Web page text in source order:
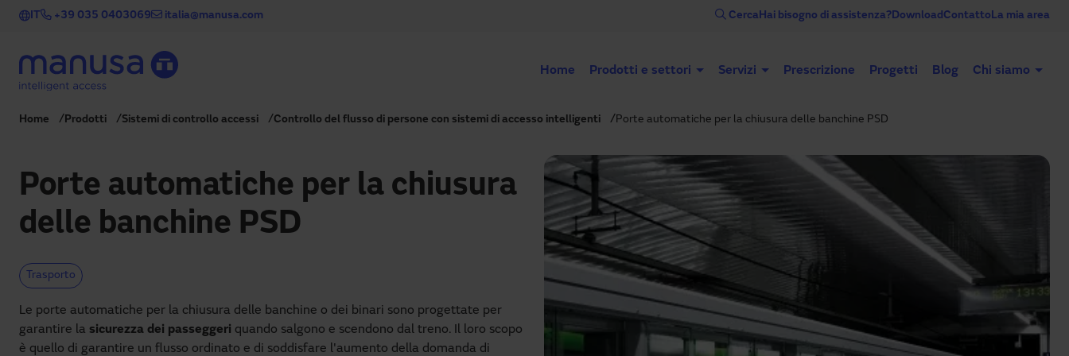
Salta al contenuto principale
IT +39 035 0403069 italia@manusa.com CercaHai bisogno di assistenza?DownloadContattoLa mia area
Home Prodotti e settori
Porte automatiche
Servizi Prescrizione Progetti Blog Chi siamo
Home Prodotti Sistemi di controllo accessi Controllo del flusso di persone con sistemi di accesso intelligenti Porte automatiche per la chiusura delle banchine PSD
Porte automatiche per la chiusura
delle banchine PSD
Trasporto
Le porte automatiche per la chiusura delle banchine o dei binari sono progettate per
garantire la sicurezza dei passeggeri quando salgono e scendono dal treno. Il loro scopo
è quello di garantire un flusso ordinato e di soddisfare l'aumento della domanda di